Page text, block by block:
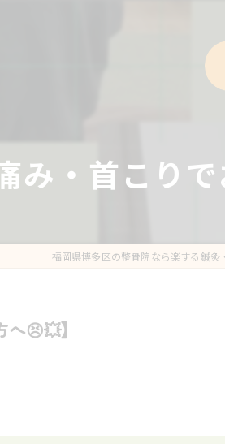
み・首こり
福岡県博多区の整骨院なら楽する鍼灸
😣💥】